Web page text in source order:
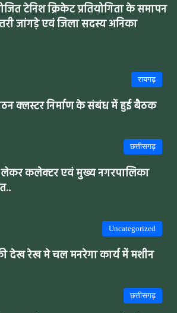
टेनिश क्रिकेट प्रतियोगिता के समापन
जांगड़े एवं जिला सदस्य अनिका
रायगढ़
क्लस्टर निर्माण के संबंध में हुई बैठक
छत्तीसगढ़
कलेक्टर एवं मुख्य नगरपालिका
Uncategorized
देख रेख मे चल मनरेगा कार्य में मशीन
छत्तीसगढ़